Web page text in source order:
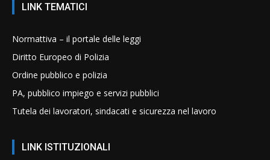
LINK TEMATICI
Normattiva – il portale delle leggi
Diritto Europeo di Polizia
Ordine pubblico e polizia
PA, pubblico impiego e servizi pubblici
Tutela dei lavoratori, sindacati e sicurezza nel lavoro
LINK ISTITUZIONALI